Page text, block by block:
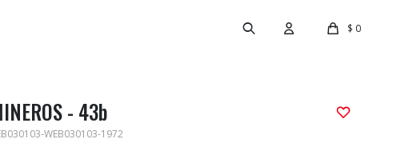
$ 0
- 43b
WEB030103-1972